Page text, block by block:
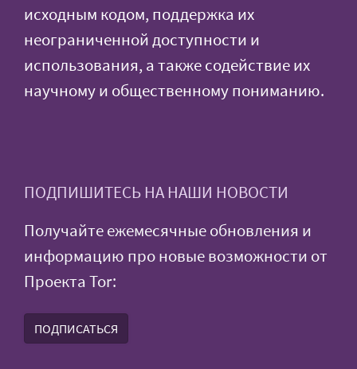
исходным кодом, поддержка их
неограниченной доступности и
использования, а также содействие их
научному и общественному пониманию.
ПОДПИШИТЕСЬ НА НАШИ НОВОСТИ
Получайте ежемесячные обновления и
информацию про новые возможности от
Проекта Tor:
ПОДПИСАТЬСЯ